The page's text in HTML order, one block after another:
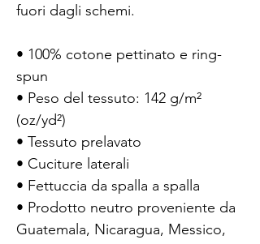
fuori dagli schemi.
• 100% cotone pettinato e ring-
spun
• Peso del tessuto: 142 g/m²
(oz/yd²)
• Tessuto prelavato
• Cuciture laterali
• Fettuccia da spalla a spalla
• Prodotto neutro proveniente da
Guatemala, Nicaragua, Messico,